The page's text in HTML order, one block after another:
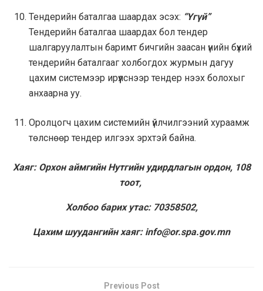
Тендерийн баталгаа шаардах эсэх: “Үгүй”
Тендерийн баталгаа шаардах бол тендер
шалгаруулалтын баримт бичгийн заасан үнийн бүхий
тендерийн баталгааг холбогдох журмын дагуу
цахим системээр ирүүлснээр тендер нээх болохыг
анхаарна уу.
Оролцогч цахим системийн үйлчилгээний хураамж
төлснөөр тендер илгээх эрхтэй байна.
Хаяг: Орхон аймгийн Нутгийн удирдлагын ордон, 108
тоот,
Холбоо барих утас: 70358502,
Цахим шуудангийн хаяг: info@or.spa.gov.mn
Previous Post